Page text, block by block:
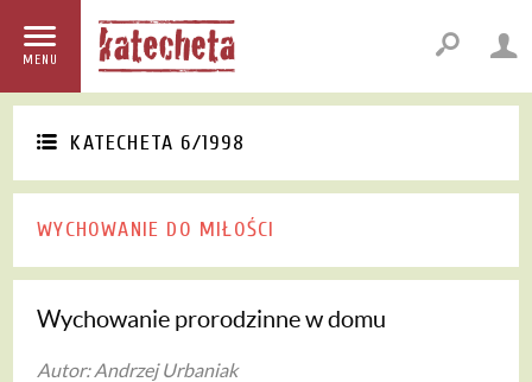
MENU
KATECHETA 6/1998
WYCHOWANIE DO MIŁOŚCI
Wychowanie prorodzinne w domu
Autor: Andrzej Urbaniak